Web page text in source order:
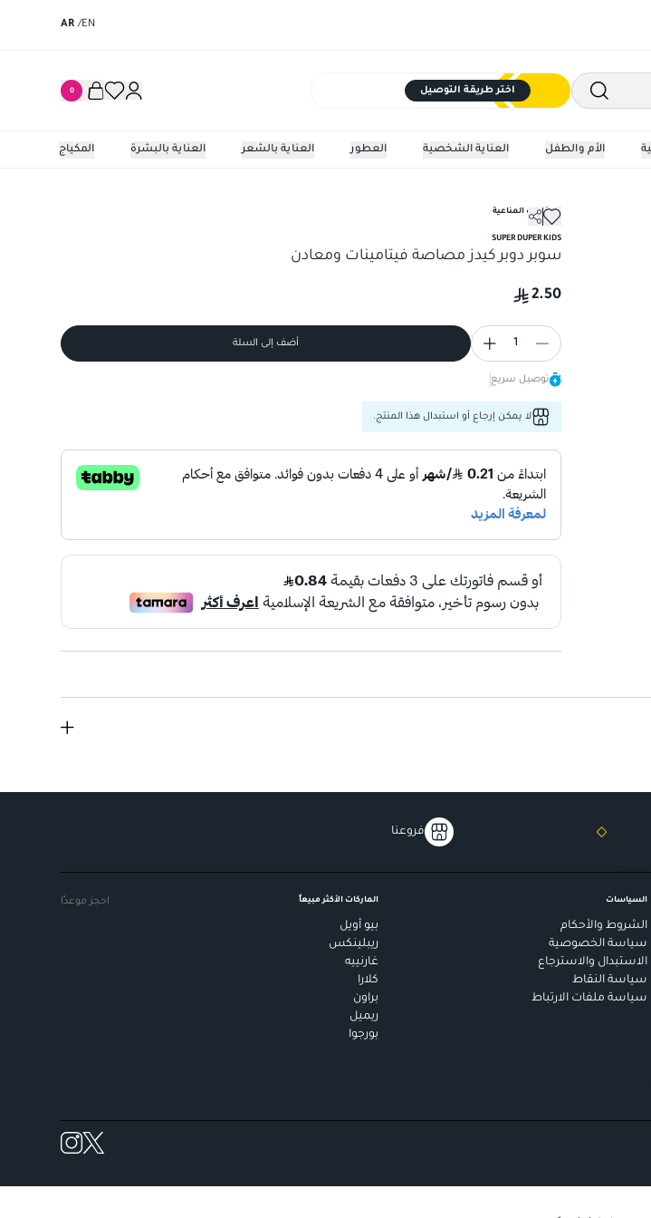
EN
/
AR
اختر طريقة التوصيل 0
المكياج العناية بالبشرة العناية بالشعر العطور العناية الشخصية الأم والطفل
المقويات المناعية
SUPER DUPER KIDS
سوبر دوبر كيدز مصاصة فيتامينات ومعادن
2.50
1 أضف إلى السلة
توصيل سريع
لا يمكن إرجاع أو استبدال هذا المنتج.
فروعنا
السياسات
الشروط والأحكام
سياسة الخصوصية
الاستبدال والاسترجاع
سياسة النقاط
سياسة ملفات الارتباط
الماركات الأكثر مبيعاً
بيو أويل
ريبلينكس
غارنييه
كلارا
براون
ريميل
بورجوا
احجز موعدًا